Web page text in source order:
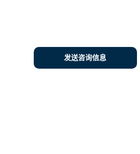
发送咨询信息